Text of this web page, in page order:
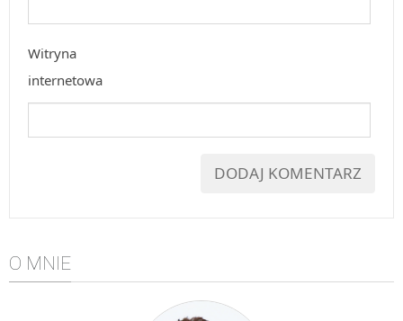
Witryna
internetowa
O MNIE